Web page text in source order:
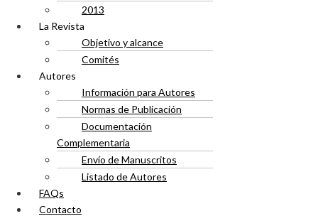
2013
La Revista
Objetivo y alcance
Comités
Autores
Información para Autores
Normas de Publicación
Documentación
Complementaria
Envío de Manuscritos
Listado de Autores
FAQs
Contacto